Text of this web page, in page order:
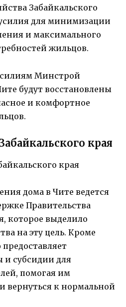
Забайкальского
для минимизации
и максимального
жильцов.
Минстрой
будут восстановлены
и комфортное
края
дома в Чите ведется
Правительства
которое выделило
на эту цель. Кроме
и субсидии для
помогая им
вернуться к нормальной